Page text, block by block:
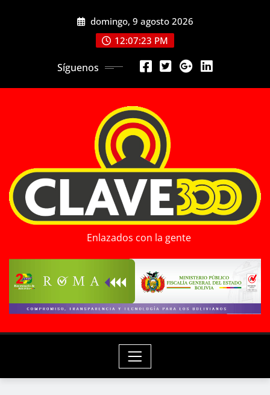
domingo, 9 agosto 2026
12:07:25 PM
Síguenos
Enlazados con la gente